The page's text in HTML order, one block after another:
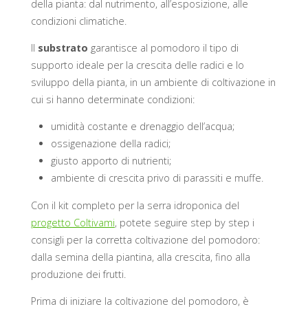
della pianta: dal nutrimento, all’esposizione, alle
condizioni climatiche.
Il substrato garantisce al pomodoro il tipo di
supporto ideale per la crescita delle radici e lo
sviluppo della pianta, in un ambiente di coltivazione in
cui si hanno determinate condizioni:
umidità costante e drenaggio dell’acqua;
ossigenazione della radici;
giusto apporto di nutrienti;
ambiente di crescita privo di parassiti e muffe.
Con il kit completo per la serra idroponica del
progetto Coltivami, potete seguire step by step i
consigli per la corretta coltivazione del pomodoro:
dalla semina della piantina, alla crescita, fino alla
produzione dei frutti.
Prima di iniziare la coltivazione del pomodoro, è